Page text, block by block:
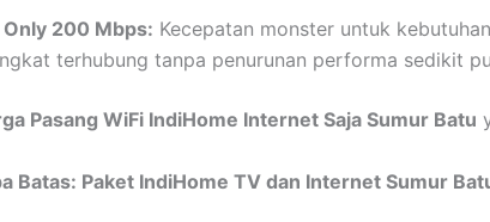
Only 200 Mbps: Kecepatan monster untuk
terhubung tanpa penurunan performa sedikit
Pasang WiFi IndiHome Internet Saja Sumur Batu
Batas: Paket IndiHome TV dan Internet Sumur